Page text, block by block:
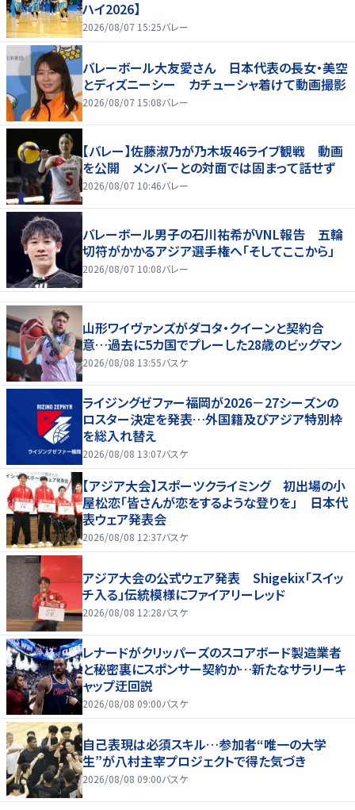
ハイ2026】
2026/08/07 15:25バレー
バレーボール大友愛さん 日本代表の長女・美空
とディズニーシー カチューシャ着けて動画撮影
2026/08/07 15:08バレー
【バレー】佐藤淑乃が乃木坂46ライブ観戦 動画
を公開 メンバーとの対面では固まって話せず
2026/08/07 10:46バレー
バレーボール男子の石川祐希がVNL報告 五輪
切符がかかるアジア選手権へ「そしてここから」
2026/08/07 10:08バレー
山形ワイヴァンズがダコタ・クイーンと契約合
意…過去に5カ国でプレーした28歳のビッグマン
2026/08/08 13:55バスケ
ライジングゼファー福岡が2026－27シーズンの
ロスター決定を発表…外国籍及びアジア特別枠
を総入れ替え
2026/08/08 13:07バスケ
【アジア大会】スポーツクライミング 初出場の小
屋松恋「皆さんが恋をするような登りを」 日本代
表ウェア発表会
2026/08/08 12:37バスケ
アジア大会の公式ウェア発表 Shigekix「スイッ
チ入る」伝統模様にファイアリーレッド
2026/08/08 12:28バスケ
レナードがクリッパーズのスコアボード製造業者
と秘密裏にスポンサー契約か‬…新たなサラリーキ
ャップ迂回説
2026/08/08 09:00バスケ
自己表現は必須スキル…参加者“唯一の大学
生”が八村主宰プロジェクトで得た気づき
2026/08/08 09:00バスケ